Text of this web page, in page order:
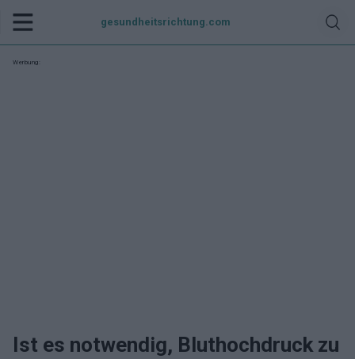
gesundheitsrichtung.com
Werbung:
Ist es notwendig, Bluthochdruck zu